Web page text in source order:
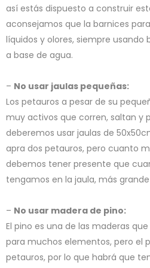
así estás dispuesto a construir
aconsejamos que la barnices
líquidos y olores, siempre usando
a base de agua.
– No usar jaulas pequeñas:
Los petauros a pesar de su
muy activos que corren, saltan y
deberemos usar jaulas de
apra dos petauros, pero cuanto
debemos tener presente que
tengamos en la jaula, más
– No usar madera de pino:
El pino es una de las maderas
para muchos elementos, pero el
petauros, por lo que habrá que